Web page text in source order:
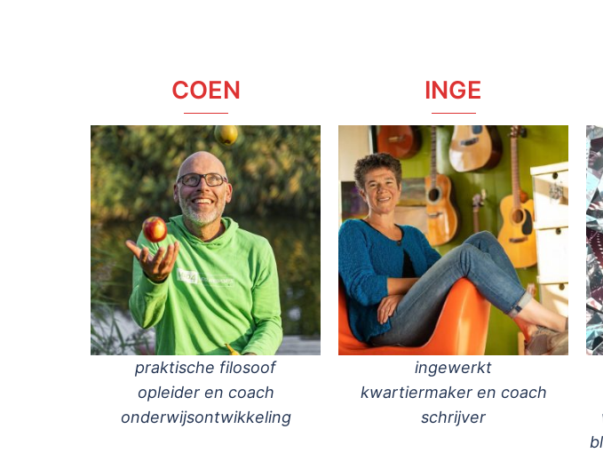
COEN
praktische filosoof
opleider en coach
onderwijsontwikkeling
INGE
ingewerkt
kwartiermaker en coach
schrijver